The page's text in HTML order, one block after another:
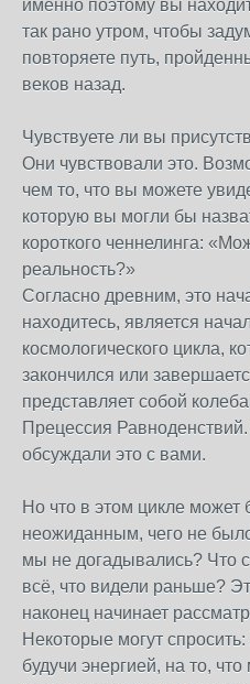
именно поэтому вы
так рано утром, чтобы
повторяете путь,
веков назад.
Чувствуете ли вы
Они чувствовали это.
чем то, что вы можете
которую вы могли бы
короткого ченнелинга:
реальность?»
Согласно древним, это
находитесь, является
космологического цикла,
закончился или
представляет собой
Прецессия
обсуждали это с вами.
Но что в этом цикле может
неожиданным, чего не
мы не догадывались? Что
всё, что видели раньше?
наконец начинает
Некоторые могут
будучи энергией, на то,